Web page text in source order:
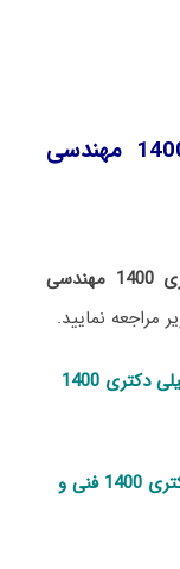
سوالات و کلید آزمون دکتری 1400 مهندسی
دفترچه سوالات دکتری 1400 مهندسی
مراجعه نمایید.
لی دکتری 1400
دانلود سوالات و پاسخنامه زبان عمومی دکتری 1400 فنی و